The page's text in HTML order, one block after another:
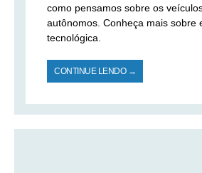
como pensamos sobre os
autônomos. Conheça mais sobre
tecnológica.
CONTINUE LENDO →